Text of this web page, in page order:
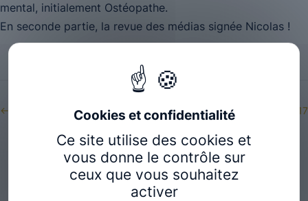
mental, initialement Ostéopathe.
En seconde partie, la revue des médias signée Nicolas !
← Forum Régional Avenir Etudiant: Reims 2016 → JPO 2017
← Retour aux actualités
Ce site utilise des cookies et
vous donne le contrôle sur
ceux que vous souhaitez
activer